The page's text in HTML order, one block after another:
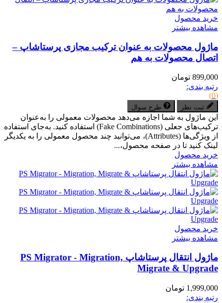
خرید محصول
مشاهده بیشتر
ماژول محصولات به‌ عنوان ترکیب‌ مجازی پرستاشاپ –
اتصال محصولات به هم
899,000 تومان
رتبه بندی:
(0)
ثبت نظر طرح سوال
این ماژول به شما اجازه می‌دهد محصولات معمولی را به‌عنوان
ترکیب‌های جعلی (Fake Combinations) استفاده کنید. به‌جای استفاده
از ویژگی‌ها (Attributes)، می‌توانید چند محصول معمولی را به یکدیگر
لینک کنید تا در صفحه محصول،...
خرید محصول
مشاهده بیشتر
خرید محصول
مشاهده بیشتر
ماژول انتقال پرستاشاپ PS Migrator - Migration,
Migrate & Upgrade
1,999,000 تومان
رتبه بندی: